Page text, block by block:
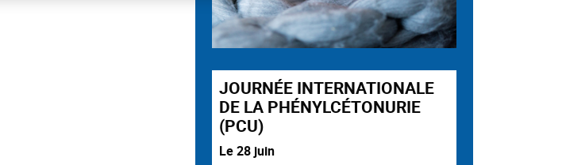
JOURNÉE INTERNATIONALE
DE LA PHÉNYLCÉTONURIE
(PCU)
Le 28 juin